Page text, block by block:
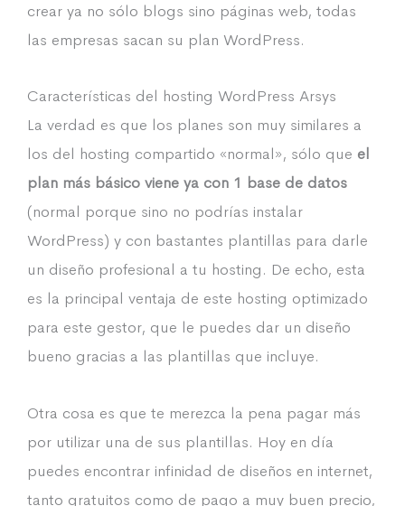
crear ya no sólo blogs sino páginas web, todas
las empresas sacan su plan WordPress.
Características del hosting WordPress Arsys
La verdad es que los planes son muy similares a
los del hosting compartido «normal», sólo que el
plan más básico viene ya con 1 base de datos
(normal porque sino no podrías instalar
WordPress) y con bastantes plantillas para darle
un diseño profesional a tu hosting. De echo, esta
es la principal ventaja de este hosting optimizado
para este gestor, que le puedes dar un diseño
bueno gracias a las plantillas que incluye.
Otra cosa es que te merezca la pena pagar más
por utilizar una de sus plantillas. Hoy en día
puedes encontrar infinidad de diseños en internet,
tanto gratuitos como de pago a muy buen precio,